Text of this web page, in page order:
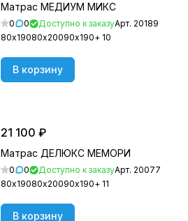
Матрас МЕДИУМ МИКС
0 0 Доступно к заказуАрт. 20189
80х19080х20090х190+ 10
В корзину
21 100 ₽
Матрас ДЕЛЮКС МЕМОРИ
0 0 Доступно к заказуАрт. 20077
80х19080х20090х190+ 11
В корзину